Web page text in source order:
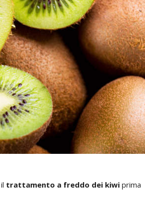
trattamento a freddo dei kiwi prima